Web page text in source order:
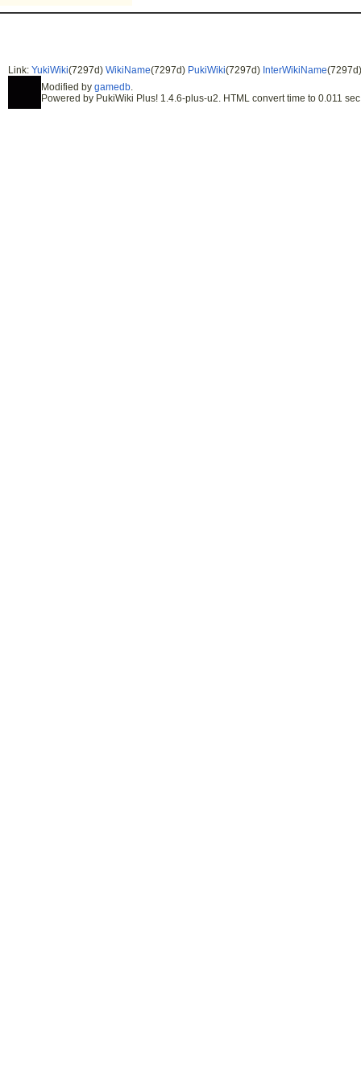
Link: YukiWiki(7297d) WikiName(7297d) PukiWiki(7297d) InterWikiName
Modified by gamedb.
Powered by PukiWiki Plus! 1.4.6-plus-u2. HTML convert time to 0.011